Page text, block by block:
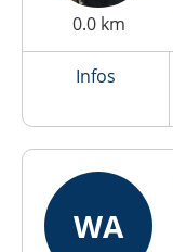
0.0 km
Infos
WA